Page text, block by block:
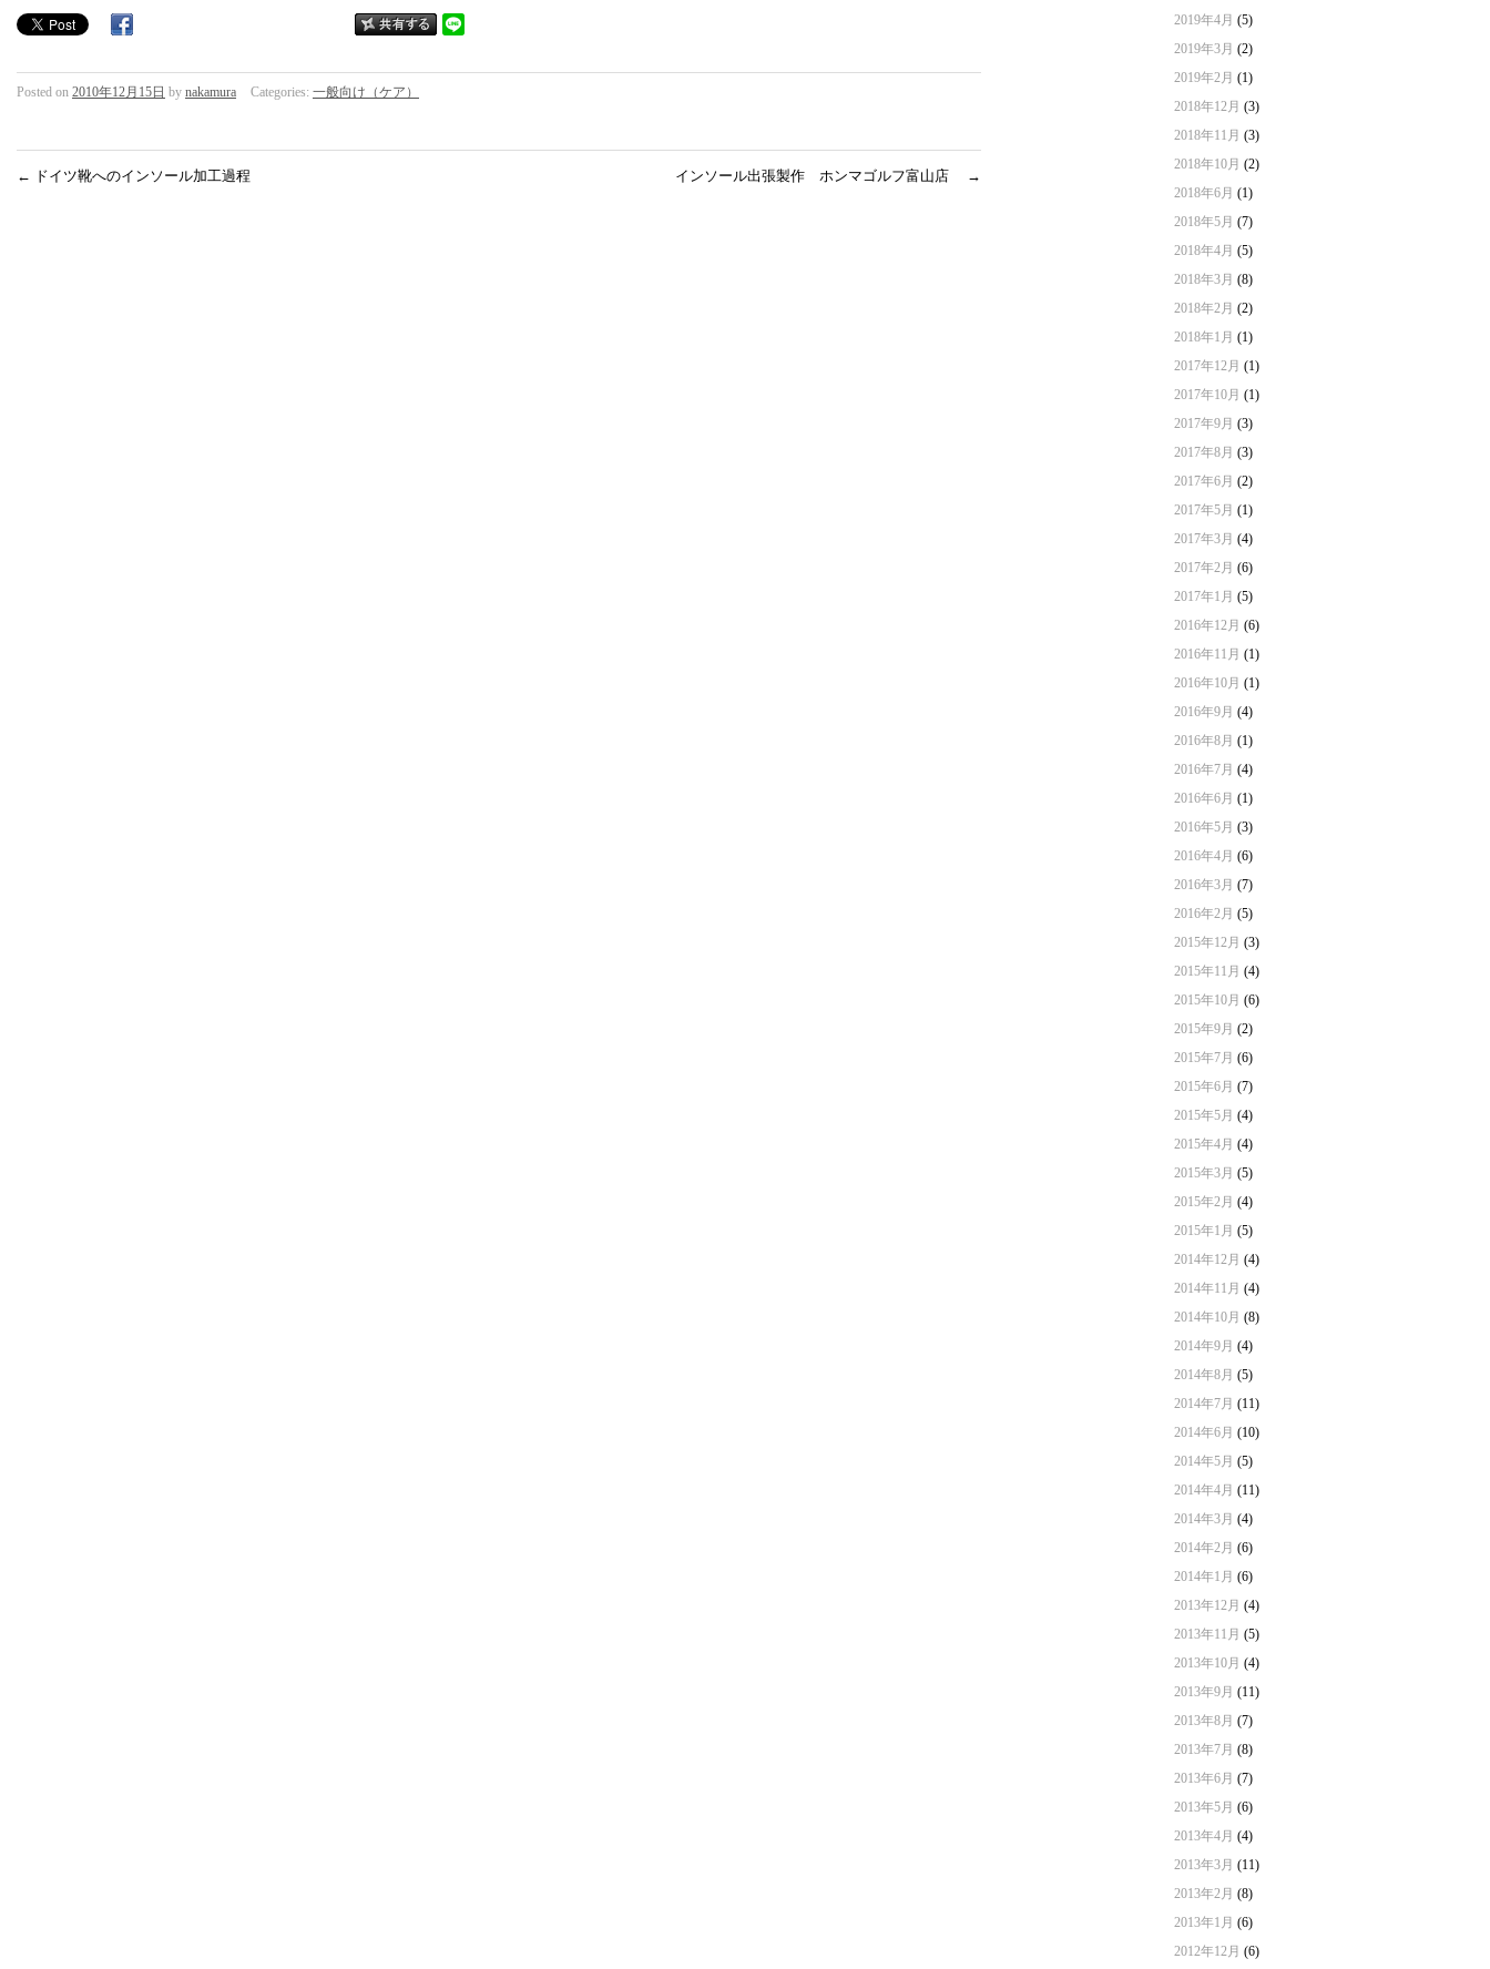
Posted on 2010年12月15日 by nakamura Categories: 一般向け（ケア）
← ドイツ靴へのインソール加工過程 インソール出張製作 ホンマゴルフ富山店 →
2019年4月 (5)
2019年3月 (2)
2019年2月 (1)
2018年12月 (3)
2018年11月 (3)
2018年10月 (2)
2018年6月 (1)
2018年5月 (7)
2018年4月 (5)
2018年3月 (8)
2018年2月 (2)
2018年1月 (1)
2017年12月 (1)
2017年10月 (1)
2017年9月 (3)
2017年8月 (3)
2017年6月 (2)
2017年5月 (1)
2017年3月 (4)
2017年2月 (6)
2017年1月 (5)
2016年12月 (6)
2016年11月 (1)
2016年10月 (1)
2016年9月 (4)
2016年8月 (1)
2016年7月 (4)
2016年6月 (1)
2016年5月 (3)
2016年4月 (6)
2016年3月 (7)
2016年2月 (5)
2015年12月 (3)
2015年11月 (4)
2015年10月 (6)
2015年9月 (2)
2015年7月 (6)
2015年6月 (7)
2015年5月 (4)
2015年4月 (4)
2015年3月 (5)
2015年2月 (4)
2015年1月 (5)
2014年12月 (4)
2014年11月 (4)
2014年10月 (8)
2014年9月 (4)
2014年8月 (5)
2014年7月 (11)
2014年6月 (10)
2014年5月 (5)
2014年4月 (11)
2014年3月 (4)
2014年2月 (6)
2014年1月 (6)
2013年12月 (4)
2013年11月 (5)
2013年10月 (4)
2013年9月 (11)
2013年8月 (7)
2013年7月 (8)
2013年6月 (7)
2013年5月 (6)
2013年4月 (4)
2013年3月 (11)
2013年2月 (8)
2013年1月 (6)
2012年12月 (6)